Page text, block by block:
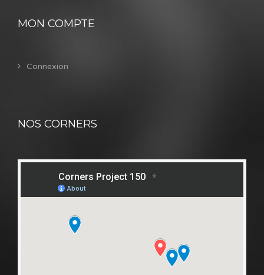
MON COMPTE
Connexion
NOS CORNERS